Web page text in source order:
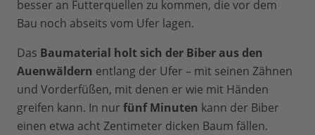
besser an Futterquellen zu kommen, die vor dem
Bau noch abseits vom Ufer lagen.
Das Baumaterial holt sich der Biber aus den
Auenwäldern entlang der Ufer – mit seinen Zähnen
und Vorderfüßen, mit denen er wie mit Händen
greifen kann. In nur fünf Minuten kann der Biber
einen etwa acht Zentimeter dicken Baum fällen.